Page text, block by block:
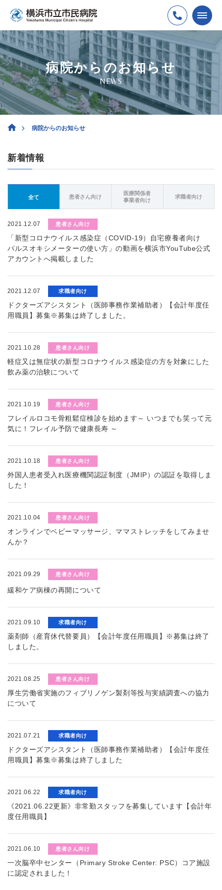
病院からのお知らせ
NEWS
病院からのお知らせ
新着情報
全て 患者さん向け
医療関係者
事業者向け
求職者向け
2021.12.07 患者さん向け
「新型コロナウイルス感染症（COVID-19）自宅療養者向け
パルスオキシメーターの使い方」の動画を横浜市YouTube公式
アカウントへ掲載しました
2021.12.07 求職者向け
ドクターズアシスタント（医師事務作業補助者）【会計年度任
用職員】募集※募集は終了しました。
2021.10.28 患者さん向け
軽症又は無症状の新型コロナウイルス感染症の方を対象にした
飲み薬の治験について
2021.10.19 患者さん向け
フレイルロコモ骨粗鬆症検診を始めます～ いつまでも笑って元
気に！フレイル予防で健康長寿 ～
2021.10.18 患者さん向け
外国人患者受入れ医療機関認証制度（JMIP）の認証を取得しま
した！
2021.10.04 患者さん向け
オンラインでベビーマッサージ、ママストレッチをしてみませ
んか？
2021.09.29 患者さん向け
緩和ケア病棟の再開について
2021.09.10 求職者向け
薬剤師（産育休代替要員）【会計年度任用職員】※募集は終了
しました。
2021.08.25 患者さん向け
厚生労働省実施のフィブリノゲン製剤等投与実績調査への協力
について
2021.07.21 求職者向け
ドクターズアシスタント（医師事務作業補助者）【会計年度任
用職員】募集※募集は終了しました
2021.06.22 求職者向け
《2021.06.22更新》非常勤スタッフを募集しています【会計年
度任用職員】
2021.06.10 患者さん向け
一次脳卒中センター（Primary Stroke Center: PSC）コア施設
に認定されました！